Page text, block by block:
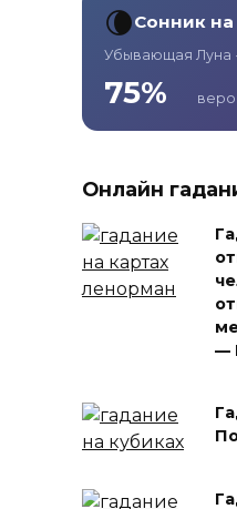
🌘Сонник
Убывающая Луна
75%
Онлайн
—